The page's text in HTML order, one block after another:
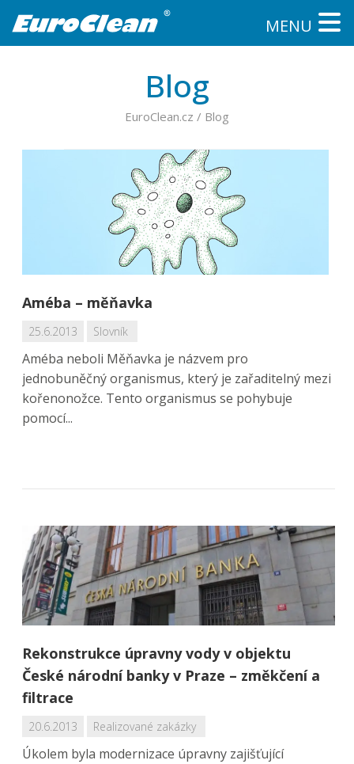
MENU
Blog
EuroClean.cz / Blog
Améba – měňavka
25.6.2013 Slovník
Améba neboli Měňavka je názvem pro
jednobuněčný organismus, který je zařaditelný mezi
kořenonožce. Tento organismus se pohybuje
pomocí...
Rekonstrukce úpravny vody v objektu
České národní banky v Praze – změkčení a
filtrace
20.6.2013 Realizované zakázky
Úkolem byla modernizace úpravny zajišťující